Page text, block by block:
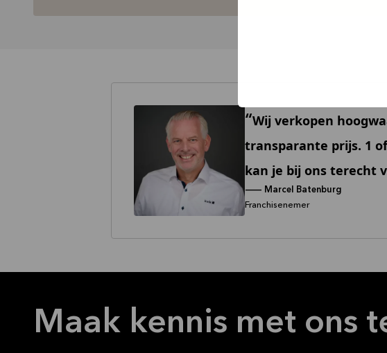
Wij verkopen
transparante prijs. 1
kan je bij ons terecht
-- Marcel Batenburg
Franchisenemer
Maak kennis met ons